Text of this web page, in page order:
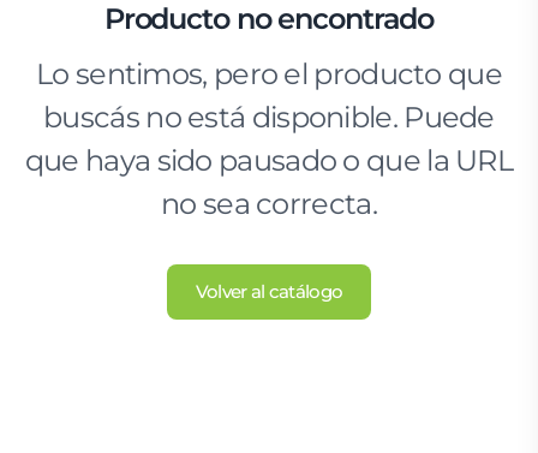
Producto no encontrado
Lo sentimos, pero el producto que
buscás no está disponible. Puede
que haya sido pausado o que la URL
no sea correcta.
Volver al catálogo